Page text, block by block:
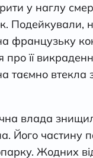
у наглу
Подейкували,
її
таємно
влада
Його частину
Жодних